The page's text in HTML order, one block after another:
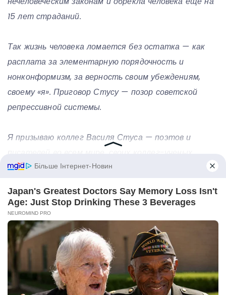
15 лет страданий.
Так жизнь человека ломается без остатка — как
расплата за элементарную порядочность и
нонконформизм, за верность своим убеждениям,
своему «я». Приговор Стусу — позор советской
репрессивной системы.
Я призываю коллег Василя Стуса — поэтов и
«Международную амнистию», всех, кому дороги
выступить в защиту Стуса. Особо я обращаюсь к
участникам мадридского совещания… Приговор
Стусу должен быть отменен, как и приговоры всем
участникам ненасильственного правозащитного
Чи не вперше увагу до ролі Віктора Медведчука у долі